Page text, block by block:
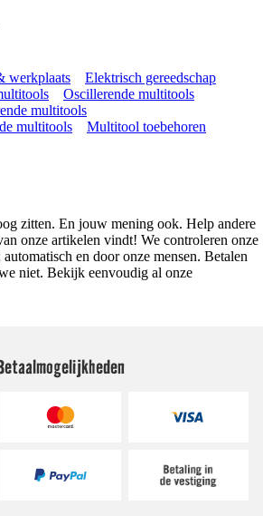
werkplaats
Elektrisch gereedschap
Oscillerende multitools
multitools
multitools
Multitool toebehoren
zitten. En jouw mening ook. Help andere
onze artikelen vindt! We controleren onze
en door onze mensen. Betalen
niet. Bekijk eenvoudig al onze